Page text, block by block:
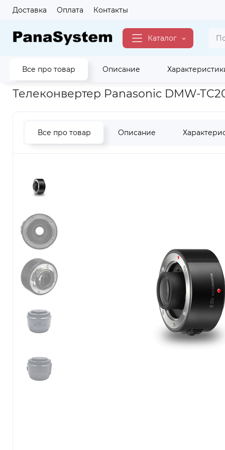
Доставка Оплата Контакты
Каталог
Все про товар Описание
Главная Фото Видео Объективы Объективы кроп MFT
Телеконвертер Panasonic DMW-
Все про товар Описание